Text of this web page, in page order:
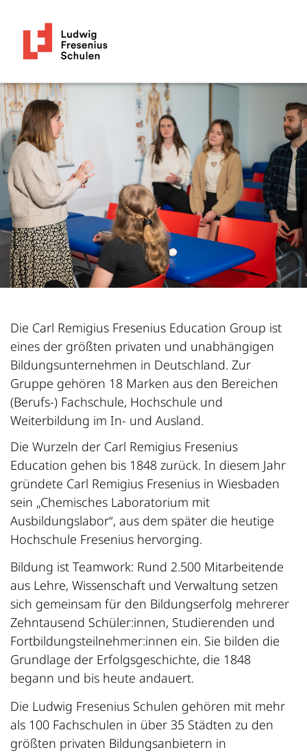
Die Carl Remigius Fresenius Education Group ist
eines der größten privaten und unabhängigen
Bildungsunternehmen in Deutschland. Zur
Gruppe gehören 18 Marken aus den Bereichen
(Berufs-) Fachschule, Hochschule und
Weiterbildung im In- und Ausland.
Die Wurzeln der Carl Remigius Fresenius
Education gehen bis 1848 zurück. In diesem Jahr
gründete Carl Remigius Fresenius in Wiesbaden
sein „Chemisches Laboratorium mit
Ausbildungslabor“, aus dem später die heutige
Hochschule Fresenius hervorging.
Bildung ist Teamwork: Rund 2.500 Mitarbeitende
aus Lehre, Wissenschaft und Verwaltung setzen
sich gemeinsam für den Bildungserfolg mehrerer
Zehntausend Schüler:innen, Studierenden und
Fortbildungsteilnehmer:innen ein. Sie bilden die
Grundlage der Erfolgsgeschichte, die 1848
begann und bis heute andauert.
Die Ludwig Fresenius Schulen gehören mit mehr
als 100 Fachschulen in über 35 Städten zu den
größten privaten Bildungsanbietern in